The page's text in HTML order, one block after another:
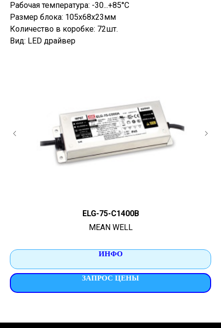
Рабочая температура: -30...+85°C
Размер блока: 105х68х23мм
Количество в коробке: 72шт.
Вид: LED драйвер
ELG-75-C1400B
MEAN WELL
ИНФО
ЗАПРОС ЦЕНЫ